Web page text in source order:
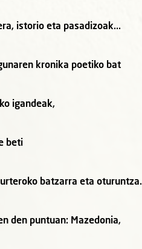
istorio eta pasadizoak...
kronika poetiko bat
igandeak,
beti
batzarra eta oturuntza.
den puntuan: Mazedonia,